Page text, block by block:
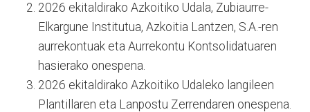
2026 ekitaldirako Azkoitiko Udala, Zubiaurre-
Elkargune Institutua, Azkoitia Lantzen, S.A.-ren
aurrekontuak eta Aurrekontu Kontsolidatuaren
hasierako onespena.
2026 ekitaldirako Azkoitiko Udaleko langileen
Plantillaren eta Lanpostu Zerrendaren onespena.